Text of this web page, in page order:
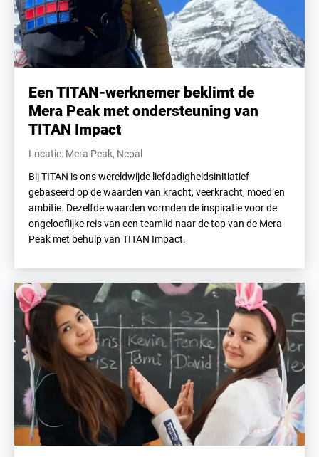
Een TITAN-werknemer beklimt de
Mera Peak met ondersteuning van
TITAN Impact
Locatie: Mera Peak, Nepal
Bij TITAN is ons wereldwijde liefdadigheidsinitiatief
gebaseerd op de waarden van kracht, veerkracht, moed en
ambitie. Dezelfde waarden vormden de inspiratie voor de
ongelooflijke reis van een teamlid naar de top van de Mera
Peak met behulp van TITAN Impact.